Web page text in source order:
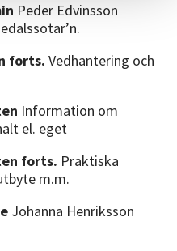
Peder Edvinsson
forts. Vedhantering och
Information om
el. eget
forts. Praktiska
m.m.
Johanna Henriksson